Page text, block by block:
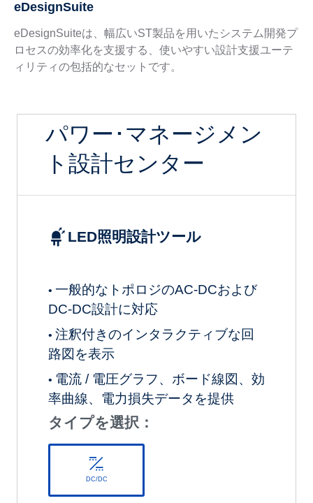
eDesignSuite
eDesignSuiteは、幅広いST製品を用いたシステム開発プ
ロセスの効率化を支援する、使いやすい設計支援ユーテ
ィリティの包括的なセットです。
パワー･マネージメン
ト設計センター
LED照明設計ツール
• 一般的なトポロジのAC-DCおよび
DC-DC設計に対応
• 注釈付きのインタラクティブな回
路図を表示
• 電流 / 電圧グラフ、ボード線図、効
率曲線、電力損失データを提供
タイプを選択：
DC/DC